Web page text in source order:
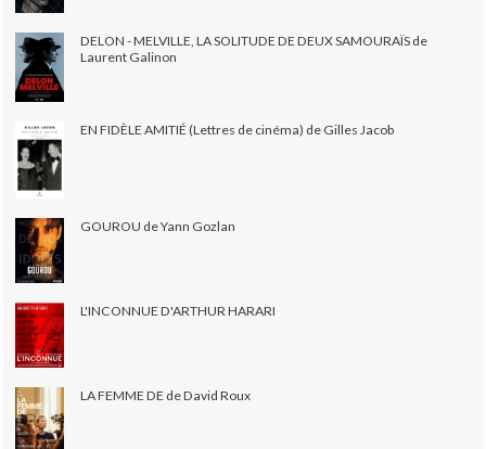
DELON - MELVILLE, LA SOLITUDE DE DEUX SAMOURAÏS de
Laurent Galinon
EN FIDÈLE AMITIÉ (Lettres de cinéma) de Gilles Jacob
GOUROU de Yann Gozlan
L'INCONNUE D'ARTHUR HARARI
LA FEMME DE de David Roux